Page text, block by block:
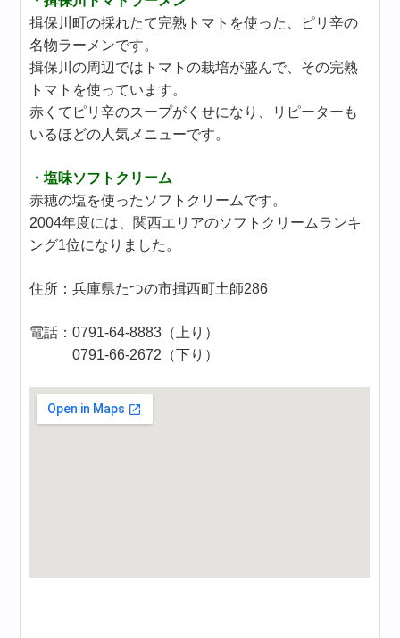
揖保川町の採れたて完熟トマトを使った、ピリ辛の
名物ラーメンです。
揖保川の周辺ではトマトの栽培が盛んで、その完熟
トマトを使っています。
赤くてピリ辛のスープがくせになり、リピーターも
いるほどの人気メニューです。
・塩味ソフトクリーム
赤穂の塩を使ったソフトクリームです。
2004年度には、関西エリアのソフトクリームランキ
ング1位になりました。
住所：兵庫県たつの市揖西町土師286
電話：0791-64-8883（上り）
0791-66-2672（下り）